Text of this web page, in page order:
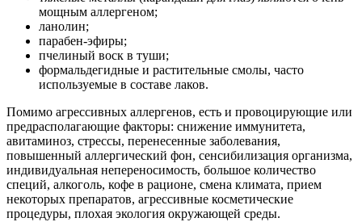
мощным аллергеном;
ланолин;
парабен-эфиры;
пчелиный воск в туши;
формальдегидные и растительные смолы, часто
используемые в составе лаков.
Помимо агрессивных аллергенов, есть и провоцирующие или
предрасполагающие факторы: снижение иммунитета,
авитаминоз, стрессы, перенесенные заболевания,
повышенный аллергический фон, сенсибилизация организма,
индивидуальная непереносимость, большое количество
специй, алкоголь, кофе в рационе, смена климата, прием
некоторых препаратов, агрессивные косметические
процедуры, плохая экология окружающей среды.